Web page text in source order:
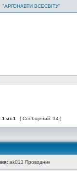
"АРГОНАВТИ ВСЕСВІТУ"
1 из 1 [ Сообщений: 14 ]
ak013 Проводник